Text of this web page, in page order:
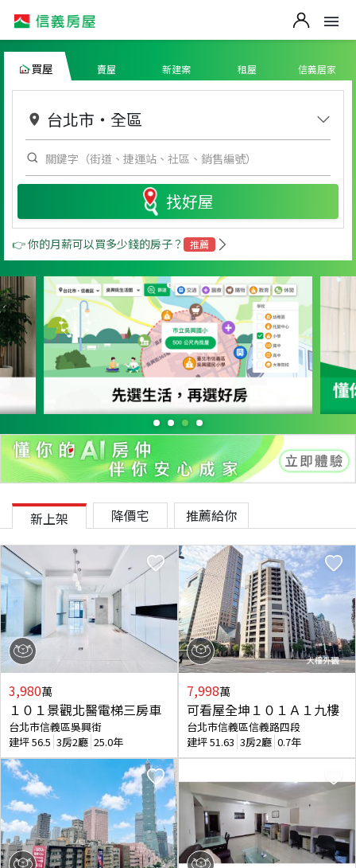
買屋 賣屋 新建案 租屋 信義居家
台北市 ・ 全區
找好屋
👉 你的月薪可以買多少錢的房子？ 推薦
新上架 降價宅 推薦給你
3,980萬
１０１景觀北醫電梯三房車
台北市信義區吳興街
建坪56.5 3房2廳 25.0年
7,998萬
可看屋全坤１０１Ａ１九樓
台北市信義區信義路四段
建坪51.63 3房2廳 0.7年